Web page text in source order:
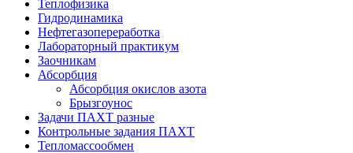
Теплофизика
Гидродинамика
Нефтегазопереработка
Лабораторный практикум
Заочникам
Абсорбция
Абсорбция окислов азота
Брызгоунос
Задачи ПАХТ разные
Контрольные задания ПАХТ
Тепломассообмен